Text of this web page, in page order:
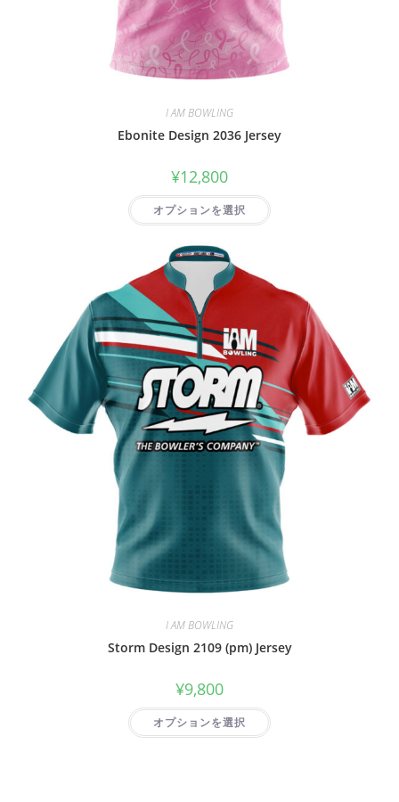
I AM BOWLING
Ebonite Design 2036 Jersey
¥12,800
オプションを選択
I AM BOWLING
Storm Design 2109 (pm) Jersey
¥9,800
オプションを選択